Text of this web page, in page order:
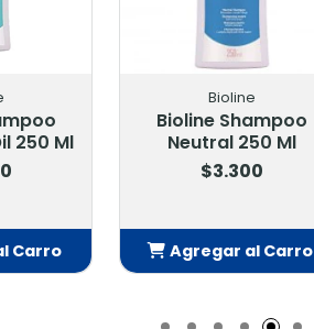
250 Ml
Carro
Bioline
Bioline Shampoo
Neutral 250 Ml
$3.300
Agregar al Carro